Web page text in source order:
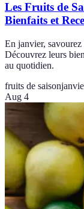
Les Fruits de
Bienfaits et
En janvier,
Découvrez leurs
au quotidien.
fruits de saison
Aug 4